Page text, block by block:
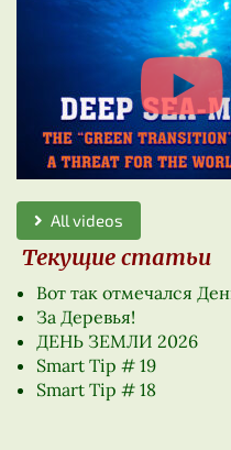
All videos
Текущие статьи
Вот так отмечался
За Деревья!
ДЕНЬ ЗЕМЛИ 2026
Smart Tip # 19
Smart Tip # 18